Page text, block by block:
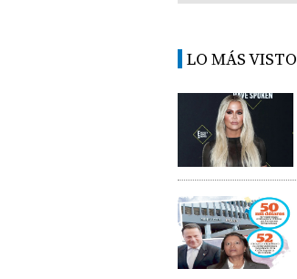
LO MÁS VISTO